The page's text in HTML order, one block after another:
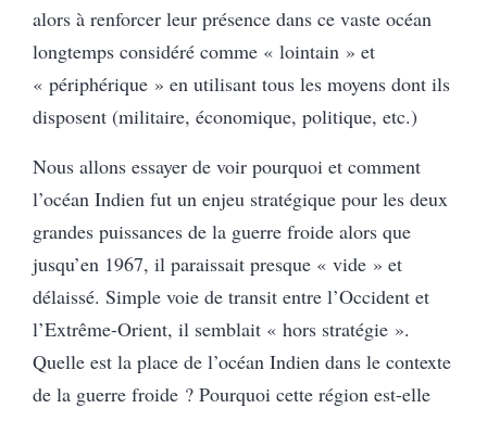
alors à renforcer leur présence dans ce vaste océan
longtemps considéré comme « lointain » et
« périphérique » en utilisant tous les moyens dont ils
disposent (militaire, économique, politique, etc.)
Nous allons essayer de voir pourquoi et comment
l’océan Indien fut un enjeu stratégique pour les deux
grandes puissances de la guerre froide alors que
jusqu’en 1967, il paraissait presque « vide » et
délaissé. Simple voie de transit entre l’Occident et
l’Extrême-Orient, il semblait « hors stratégie ».
Quelle est la place de l’océan Indien dans le contexte
de la guerre froide ? Pourquoi cette région est-elle